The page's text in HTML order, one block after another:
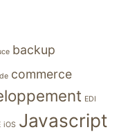
backup
commerce
EDI
iOS Javascript